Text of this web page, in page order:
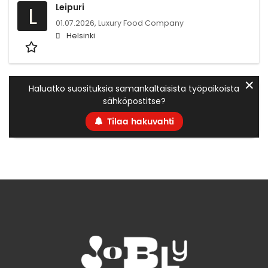
L Leipuri
01.07.2026, Luxury Food Company
Helsinki
Haluatko suosituksia samankaltaisista työpaikoista
sähköpostitse?
Tilaa hakuvahti
✕